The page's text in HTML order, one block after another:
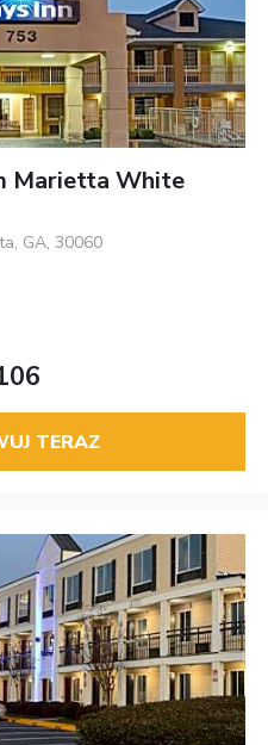
Marietta White
GA, 30060
TERAZ